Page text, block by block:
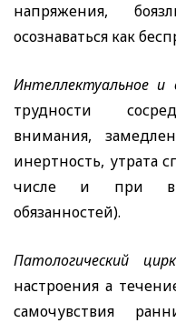
напряжения,
осознаваться как
Интеллектуальное
трудности
внимания,
инертность, утрата
числе и при
обязанностей).
Патологический
настроения а
самочувствия